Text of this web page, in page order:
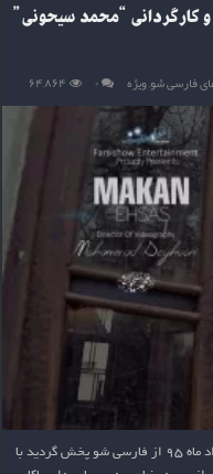
کارگردانی “محمد سیحونی”
فارسی شو,ویژه ۰ ۶۴,۸۶۴
موزیک “احساس” از آلبوم هوای خنک که روز 25 خرداد ماه 95 از فارسی شو پخش گردید با